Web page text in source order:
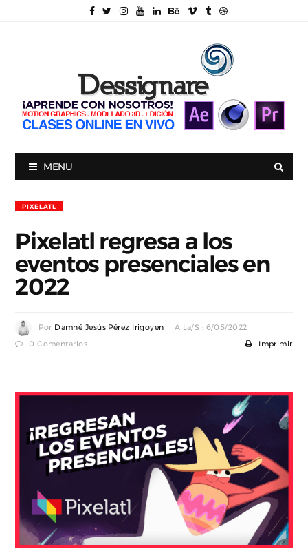
MENU
PIXELATL
Pixelatl regresa a los
eventos presenciales en
2022
Por Damné Jesús Pérez Irigoyen A La/s : 6/05/2022
0 Comentarios Imprimir